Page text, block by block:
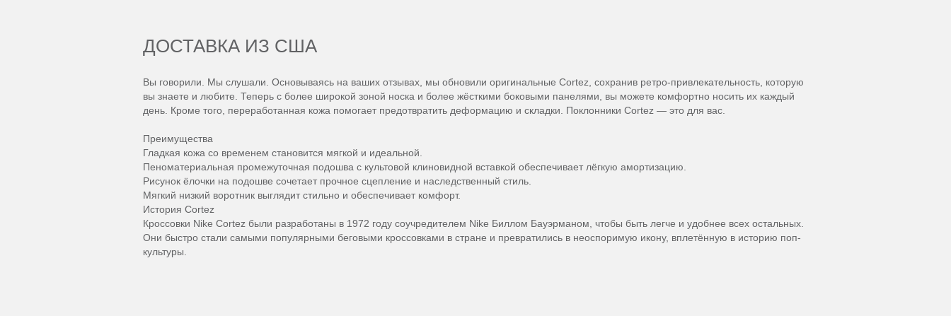
ДОСТАВКА ИЗ США
Вы говорили. Мы слушали. Основываясь на ваших отзывах, мы обновили оригинальные Cortez, сохранив ретро-привлекательность, которую
вы знаете и любите. Теперь с более широкой зоной носка и более жёсткими боковыми панелями, вы можете комфортно носить их каждый
день. Кроме того, переработанная кожа помогает предотвратить деформацию и складки. Поклонники Cortez — это для вас.
Преимущества
Гладкая кожа со временем становится мягкой и идеальной.
Пеноматериальная промежуточная подошва с культовой клиновидной вставкой обеспечивает лёгкую амортизацию.
Рисунок ёлочки на подошве сочетает прочное сцепление и наследственный стиль.
Мягкий низкий воротник выглядит стильно и обеспечивает комфорт.
История Cortez
Кроссовки Nike Cortez были разработаны в 1972 году соучредителем Nike Биллом Бауэрманом, чтобы быть легче и удобнее всех остальных.
Они быстро стали самыми популярными беговыми кроссовками в стране и превратились в неоспоримую икону, вплетённую в историю поп-
культуры.